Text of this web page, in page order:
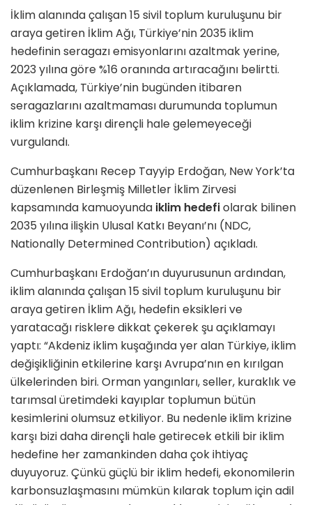
İklim alanında çalışan 15 sivil toplum kuruluşunu bir
araya getiren İklim Ağı, Türkiye’nin 2035 iklim
hedefinin seragazı emisyonlarını azaltmak yerine,
2023 yılına göre %16 oranında artıracağını belirtti.
Açıklamada, Türkiye’nin bugünden itibaren
seragazlarını azaltmaması durumunda toplumun
iklim krizine karşı dirençli hale gelemeyeceği
vurgulandı.
Cumhurbaşkanı Recep Tayyip Erdoğan, New York’ta
düzenlenen Birleşmiş Milletler İklim Zirvesi
kapsamında kamuoyunda iklim hedefiolarak bilinen
2035 yılına ilişkin Ulusal Katkı Beyanı’nı (NDC,
Nationally Determined Contribution) açıkladı.
Cumhurbaşkanı Erdoğan’ın duyurusunun ardından,
iklim alanında çalışan 15 sivil toplum kuruluşunu bir
araya getiren İklim Ağı, hedefin eksikleri ve
yaratacağı risklere dikkat çekerek şu açıklamayı
yaptı: “Akdeniz iklim kuşağında yer alan Türkiye, iklim
değişikliğinin etkilerine karşı Avrupa’nın en kırılgan
ülkelerinden biri. Orman yangınları, seller, kuraklık ve
tarımsal üretimdeki kayıplar toplumun bütün
kesimlerini olumsuz etkiliyor. Bu nedenle iklim krizine
karşı bizi daha dirençli hale getirecek etkili bir iklim
hedefine her zamankinden daha çok ihtiyaç
duyuyoruz. Çünkü güçlü bir iklim hedefi, ekonomilerin
karbonsuzlaşmasını mümkün kılarak toplum için adil